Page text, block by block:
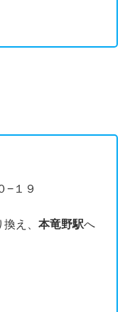
−１９
え、 本竜野駅へ